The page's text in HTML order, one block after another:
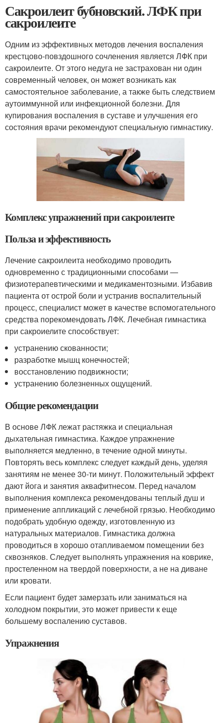
Сакроилеит бубновский. ЛФК при
сакроилеите
Одним из эффективных методов лечения воспаления
крестцово-повздошного сочленения является ЛФК при
сакроилеите. От этого недуга не застрахован ни один
современный человек, он может возникать как
самостоятельное заболевание, а также быть следствием
аутоиммунной или инфекционной болезни. Для
купирования воспаления в суставе и улучшения его
состояния врачи рекомендуют специальную гимнастику.
Комплекс упражнений при сакроилеите
Польза и эффективность
Лечение сакроилеита необходимо проводить
одновременно с традиционными способами —
физиотерапевтическими и медикаментозными. Избавив
пациента от острой боли и устранив воспалительный
процесс, специалист может в качестве вспомогательного
средства порекомендовать ЛФК. Лечебная гимнастика
при сакроиелите способствует:
устранению скованности;
разработке мышц конечностей;
восстановлению подвижности;
устранению болезненных ощущений.
Общие рекомендации
В основе ЛФК лежат растяжка и специальная
дыхательная гимнастика. Каждое упражнение
выполняется медленно, в течение одной минуты.
Повторять весь комплекс следует каждый день, уделяя
занятиям не менее 30-ти минут. Положительный эффект
дают йога и занятия аквафитнесом. Перед началом
выполнения комплекса рекомендованы теплый душ и
применение аппликаций с лечебной грязью. Необходимо
подобрать удобную одежду, изготовленную из
натуральных материалов. Гимнастика должна
проводиться в хорошо отапливаемом помещении без
сквозняков. Следует выполнять упражнения на коврике,
простеленном на твердой поверхности, а не на диване
или кровати.
Если пациент будет замерзать или заниматься на
холодном покрытии, это может привести к еще
большему воспалению суставов.
Упражнения